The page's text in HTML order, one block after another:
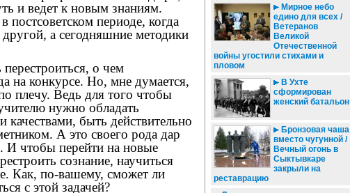
и ведет к новым знаниям.
постсоветском периоде, когда
а сегодняшние методики
о чем
на конкурсе. Но, мне думается,
плечу. Ведь для того чтобы
нужно обладать
быть действительно
А это своего рода дар
чтобы перейти на новые
сознание, научиться
Как, по-вашему, сможет ли
с этой задачей?
Мирное небо
едино для всех /
Ветеранов
Великой
Отечественной
войны угостили стихами и
пловом
В Ухте
сформирован
женский батальон
Бронзовая чаша
вместо чугунной /
Вечный огонь в
Сыктывкаре
закрыли на
реставрацию